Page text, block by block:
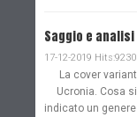
Saggio e analisi
17-12-2019 Hits:9230
La cover
Ucronia. Cosa
indicato un